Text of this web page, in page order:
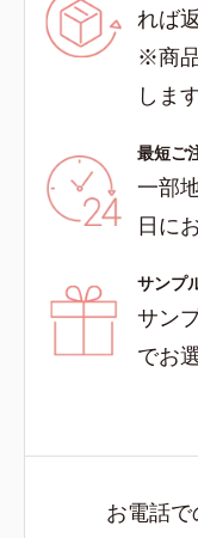
れば
※商
しま
最短ご
一部
日に
サンプ
サン
でお
お電話